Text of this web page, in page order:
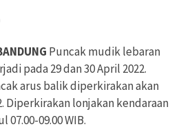
Puncak mudik lebaran
pada 29 dan 30 April 2022.
arus balik diperkirakan akan
Diperkirakan lonjakan kendaraan
09.00 WIB.